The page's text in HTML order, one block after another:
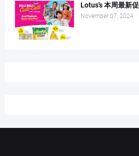
Lotus's 本周最新
November 07, 2024